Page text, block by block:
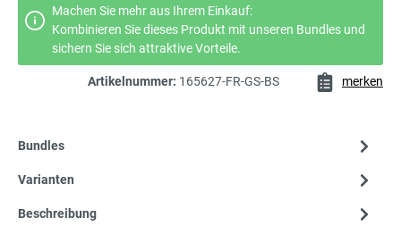
Machen Sie mehr aus Ihrem Einkauf:
Kombinieren Sie dieses Produkt mit unseren Bundles und
sichern Sie sich attraktive Vorteile.
Artikelnummer: 165627-FR-GS-BS merken
Bundles
Varianten
Beschreibung